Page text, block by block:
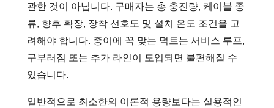
관한 것이 아닙니다. 구매자는 총 충진량, 케이블 종
류, 향후 확장, 장착 선호도 및 설치 온도 조건을 고
려해야 합니다. 종이에 꼭 맞는 덕트는 서비스 루프,
구부러짐 또는 추가 라인이 도입되면 불편해질 수
있습니다.
일반적으로 최소한의 이론적 용량보다는 실용적인